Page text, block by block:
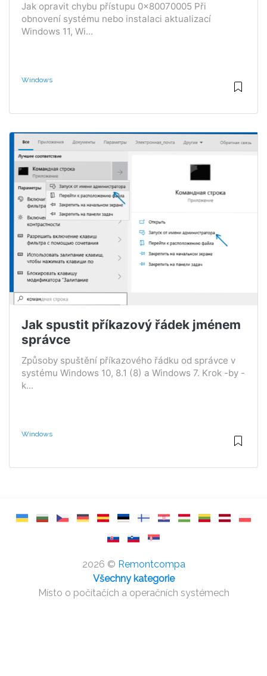
Jak opravit chybu přístupu 0x80070005 Při
obnovení systému nebo instalaci aktualizací
Windows 11, Wi...
Windows
Jak spustit příkazový řádek jménem
správce
Způsoby spuštění příkazového řádku od správce v
systému Windows 10, 8.1 (8) a Windows 7. Krok -by -
k...
Windows
2026 © Remontcompa
Všechny kategorie
Místo o počítačích a operačních systémech